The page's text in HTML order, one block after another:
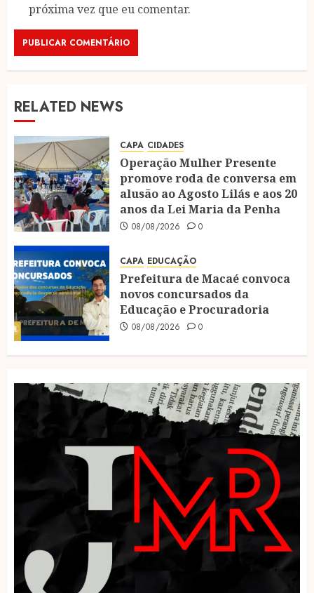
próxima vez que eu comentar.
RELATED NEWS
CAPA CIDADES
Operação Mulher Presente
promove roda de conversa em
alusão ao Agosto Lilás e aos 20
anos da Lei Maria da Penha
08/08/2026 0
CAPA EDUCAÇÃO
Prefeitura de Macaé convoca
novos concursados da
Educação e Procuradoria
08/08/2026 0